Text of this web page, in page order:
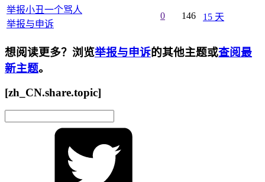
举报小丑一个骂人
举报与申诉
0 146 15 天
想阅读更多？浏览举报与申诉的其他主题或查阅最
新主题。
[zh_CN.share.topic]